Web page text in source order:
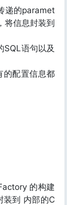
递的paramet
将信息封装到
SQL语句以及
的配置信息都
的构建
装到 内部的C